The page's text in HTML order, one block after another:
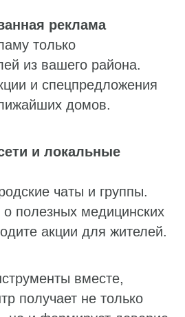
реклама
только
из вашего района.
и спецпредложения
домов.
и локальные
чаты и группы.
о полезных медицинских
акции для жителей.
вместе,
получает не только